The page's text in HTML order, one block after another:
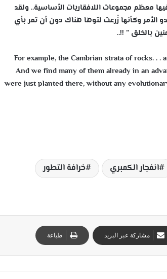
معظم مجموعات اللافقاريات الأساسية.. ولقد
وكأنها زُرعت لتوها هناك دون أن تمر بأي
بالخلق ” !!..
For example, the Cambrian strata of rocks. .
And we find many of them already in an
were just planted there, without any
انفجار الكمبري
خرافة التطور
مشاركة عبر البريد طباعة